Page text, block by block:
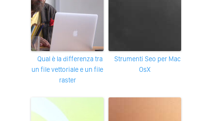
Qual è la differenza tra
un file vettoriale e un file
raster
Strumenti Seo per Mac
OsX